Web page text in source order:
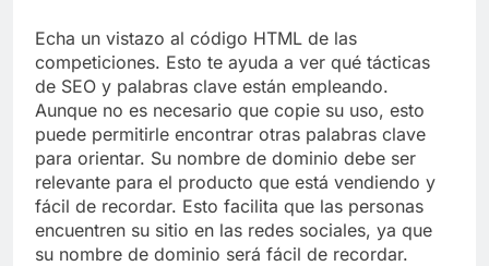
Echa un vistazo al código HTML de las
competiciones. Esto te ayuda a ver qué tácticas
de SEO y palabras clave están empleando.
Aunque no es necesario que copie su uso, esto
puede permitirle encontrar otras palabras clave
para orientar. Su nombre de dominio debe ser
relevante para el producto que está vendiendo y
fácil de recordar. Esto facilita que las personas
encuentren su sitio en las redes sociales, ya que
su nombre de dominio será fácil de recordar.